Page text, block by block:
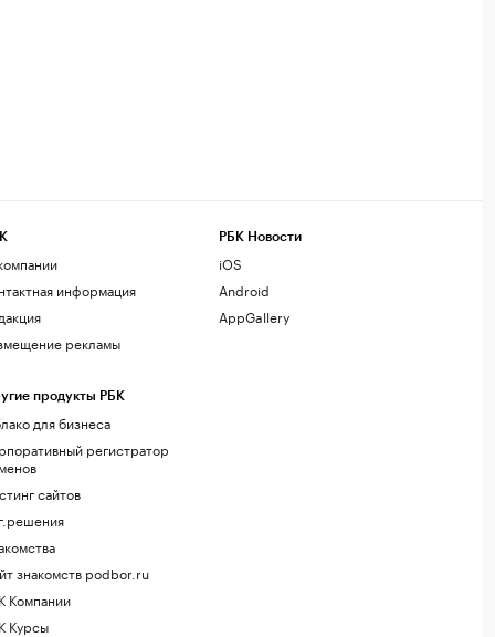
информация
рекламы
продукты РБК
для бизнеса
регистратор
сайтов
знакомств podbor.ru
Компании
Курсы
РБК Новости
iOS
Android
AppGallery